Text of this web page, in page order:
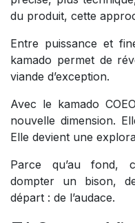
du produit, cette
Entre puissance et
kamado permet de
viande d’exception.
Avec le kamado
nouvelle dimension.
Elle devient une
Parce qu’au fond,
dompter un bison,
départ : de l’audace.